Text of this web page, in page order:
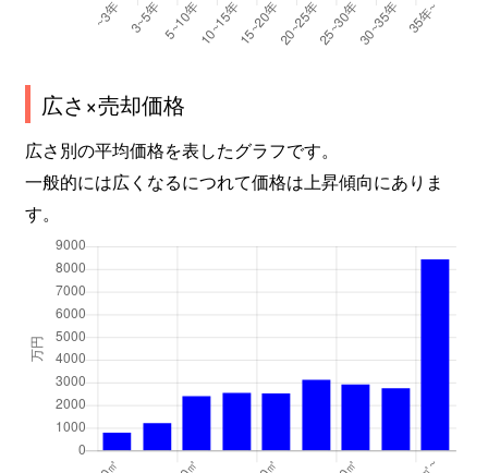
広さ×売却価格
広さ別の平均価格を表したグラフです。
一般的には広くなるにつれて価格は上昇傾向にありま
す。